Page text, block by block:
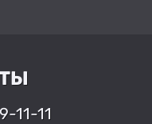
11-11